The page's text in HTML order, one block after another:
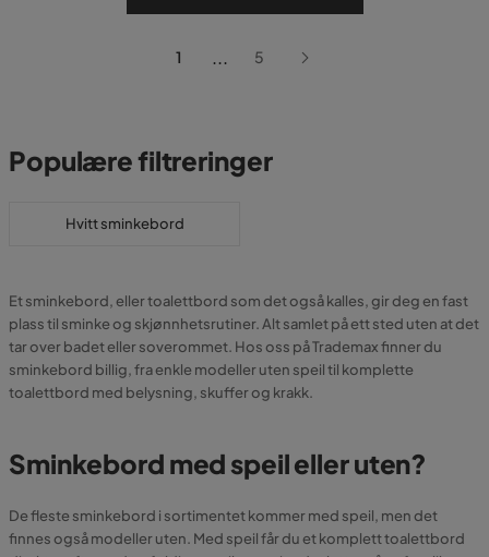
1 ... 5
Populære filtreringer
Hvitt sminkebord
Et sminkebord, eller toalettbord som det også kalles, gir deg en fast
plass til sminke og skjønnhetsrutiner. Alt samlet på ett sted uten at det
tar over badet eller soverommet. Hos oss på Trademax finner du
sminkebord billig, fra enkle modeller uten speil til komplette
toalettbord med belysning, skuffer og krakk.
Sminkebord med speil eller uten?
De fleste sminkebord i sortimentet kommer med speil, men det
finnes også modeller uten. Med speil får du et komplett toalettbord